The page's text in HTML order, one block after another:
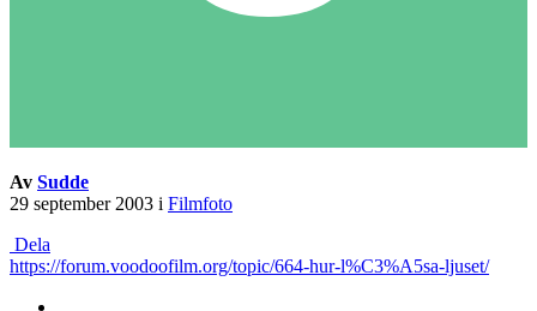
Av Sudde
29 september 2003 i Filmfoto
Dela
https://forum.voodoofilm.org/topic/664-hur-l%C3%A5sa-ljuset/